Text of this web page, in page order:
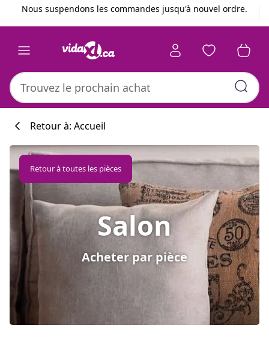
Précédent
Suivant
Nous suspendons les commandes jusqu'à nouvel ordre.
Retour à: Accueil
Salon
Acheter par pièce
Retour à toutes les pièces